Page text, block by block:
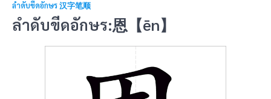
ลำดับขีดอักษร 汉字笔顺
ลำดับขีดอักษร:恩【ēn】